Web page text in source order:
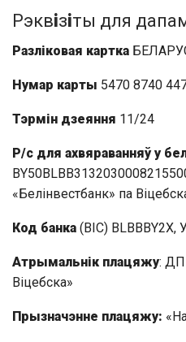
Рэквізіты для
Разліковая картка
Нумар карты 5470 8740
Тэрмін дзеяння 11/24
Р/с для ахвяраванняў у
«Белінвестбанк» па
Код банка (BIC)
Атрымальнік плацяжу: ДП
Віцебска»
Прызначэнне плацяжу: